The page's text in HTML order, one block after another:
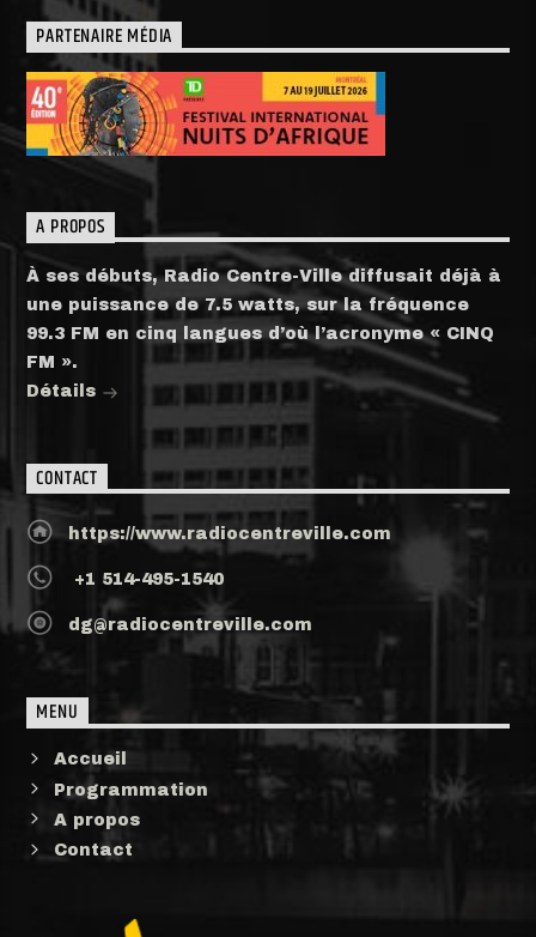
PARTENAIRE MÉDIA
A PROPOS
À ses débuts, Radio Centre-Ville diffusait déjà à
une puissance de 7.5 watts, sur la fréquence
99.3 FM en cinq langues d’où l’acronyme « CINQ
FM ».
Détails
CONTACT
https://www.radiocentreville.com
+1 514-495-1540
dg@radiocentreville.com
MENU
Accueil
Programmation
A propos
Contact